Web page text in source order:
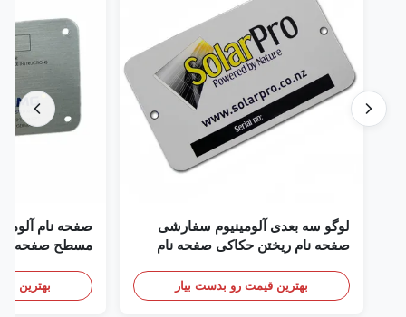
لوگو سه بعدی آلومینیوم سفارشی
صفحه نام ریختن حکاکی صفحه نام
بهترین قیمت رو بدست بیار
صفحه نام آلومینیوم
مسطح صفحه نام
بهترین قیمت